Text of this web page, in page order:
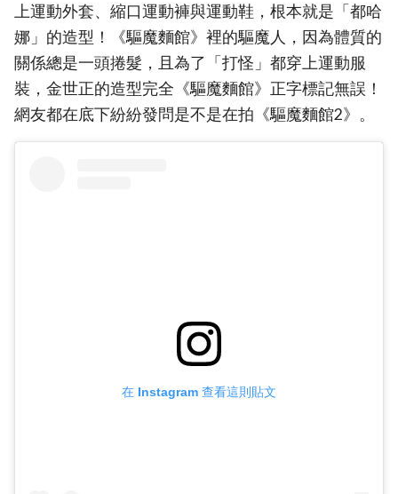
上運動外套、縮口運動褲與運動鞋，根本就是「都哈
娜」的造型！《驅魔麵館》裡的驅魔人，因為體質的
關係總是一頭捲髮，且為了「打怪」都穿上運動服
裝，金世正的造型完全《驅魔麵館》正字標記無誤！
網友都在底下紛紛發問是不是在拍《驅魔麵館2》。
在 Instagram 查看這則貼文